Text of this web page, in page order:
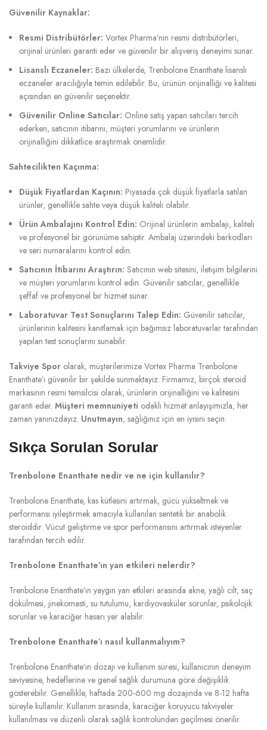
Güvenilir Kaynaklar:
Resmi Distribütörler: Vortex Pharma’nın resmi distribütörleri,
orijinal ürünleri garanti eder ve güvenilir bir alışveriş deneyimi sunar.
Lisanslı Eczaneler: Bazı ülkelerde, Trenbolone Enanthate lisanslı
eczaneler aracılığıyla temin edilebilir. Bu, ürünün orijinalliği ve kalitesi
açısından en güvenilir seçenektir.
Güvenilir Online Satıcılar: Online satış yapan satıcıları tercih
ederken, satıcının itibarını, müşteri yorumlarını ve ürünlerin
orijinalliğini dikkatlice araştırmak önemlidir.
Sahtecilikten Kaçınma:
Düşük Fiyatlardan Kaçının: Piyasada çok düşük fiyatlarla satılan
ürünler, genellikle sahte veya düşük kaliteli olabilir.
Ürün Ambalajını Kontrol Edin: Orijinal ürünlerin ambalajı, kaliteli
ve profesyonel bir görünüme sahiptir. Ambalaj üzerindeki barkodları
ve seri numaralarını kontrol edin.
Satıcının İtibarını Araştırın: Satıcının web sitesini, iletişim bilgilerini
ve müşteri yorumlarını kontrol edin. Güvenilir satıcılar, genellikle
şeffaf ve profesyonel bir hizmet sunar.
Laboratuvar Test Sonuçlarını Talep Edin: Güvenilir satıcılar,
ürünlerinin kalitesini kanıtlamak için bağımsız laboratuvarlar tarafından
yapılan test sonuçlarını sunabilir.
Takviye Spor olarak, müşterilerimize Vortex Pharma Trenbolone
Enanthate’ı güvenilir bir şekilde sunmaktayız. Firmamız, birçok steroid
markasının resmi temsilcisi olarak, ürünlerin orijinalliğini ve kalitesini
garanti eder. Müşteri memnuniyeti odaklı hizmet anlayışımızla, her
zaman yanınızdayız. Unutmayın, sağlığınız için en iyisini seçin.
Sıkça Sorulan Sorular
Trenbolone Enanthate nedir ve ne için kullanılır?
Trenbolone Enanthate, kas kütlesini artırmak, gücü yükseltmek ve
performansı iyileştirmek amacıyla kullanılan sentetik bir anabolik
steroiddir. Vücut geliştirme ve spor performansını artırmak isteyenler
tarafından tercih edilir.
Trenbolone Enanthate’ın yan etkileri nelerdir?
Trenbolone Enanthate’ın yaygın yan etkileri arasında akne, yağlı cilt, saç
dökülmesi, jinekomasti, su tutulumu, kardiyovasküler sorunlar, psikolojik
sorunlar ve karaciğer hasarı yer alabilir.
Trenbolone Enanthate’ı nasıl kullanmalıyım?
Trenbolone Enanthate’ın dozajı ve kullanım süresi, kullanıcının deneyim
seviyesine, hedeflerine ve genel sağlık durumuna göre değişiklik
gösterebilir. Genellikle, haftada 200-600 mg dozajında ve 8-12 hafta
süreyle kullanılır. Kullanım sırasında, karaciğer koruyucu takviyeler
kullanılması ve düzenli olarak sağlık kontrolünden geçilmesi önerilir.